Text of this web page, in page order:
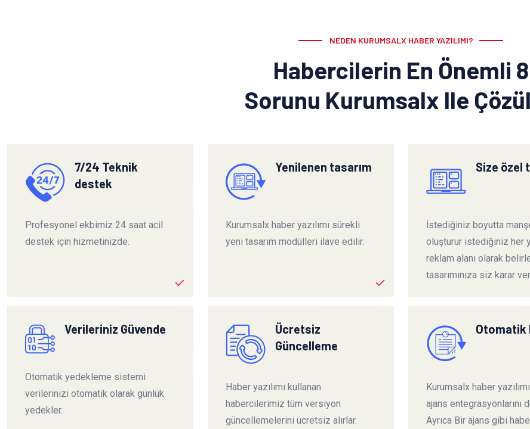
NEDEN KURUMSALX HABER YAZILIMI?
Habercilerin En Önemli 8
Sorunu Kurumsalx Ile
7/24 Teknik
destek
Profesyonel ekbimiz 24 saat acil
destek için hizmetinizde.
Yenilenen tasarım
Kurumsalx haber yazılımı sürekli
yeni tasarım modülleri ilave edilir.
Size özel
İstediğiniz boyutta
oluşturur istediğiniz her
reklam alanı olarak
tasarımınıza siz karar
Verileriniz Güvende
Otomatik yedekleme sistemi
verilerinizi otomatik olarak günlük
yedekler.
Ücretsiz
Güncelleme
Haber yazılımı kullanan
habercilerimiz tüm versiyon
güncellemelerini ücretsiz alırlar.
Otomatik
Kurumsalx haber
ajans entegrasyonlarını
Ayrıca Bir ajans gibi